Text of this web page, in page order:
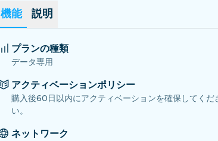
機能 説明
プランの種類
データ専用
アクティベーションポリシー
購入後60日以内にアクティベーションを確保してくだ
い。
ネットワーク